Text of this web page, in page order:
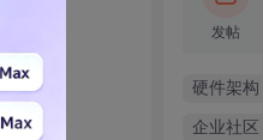
发帖
硬件架构
企业社区